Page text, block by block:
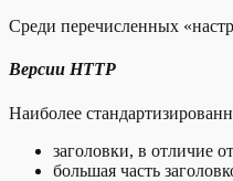
Среди перечисленных
Версии HTTP
Наиболее
заголовки, в отличие
большая часть